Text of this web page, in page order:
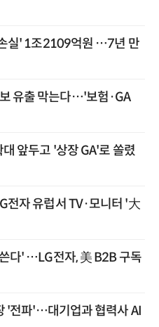
실' 1조2109억원 …7년 만
유출 막는다…'보험·GA
앞두고 '상장 GA'로 쏠렸
전자 유럽서 TV·모니터 '大
다' …LG전자, 美 B2B 구독
'전파'…대기업과 협력사 AI